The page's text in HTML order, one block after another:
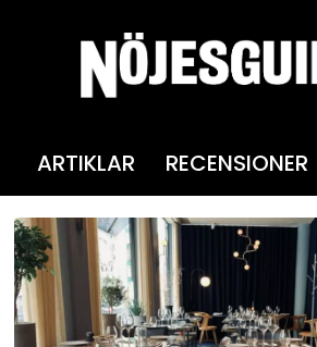
ARTIKLAR RECENSIONER